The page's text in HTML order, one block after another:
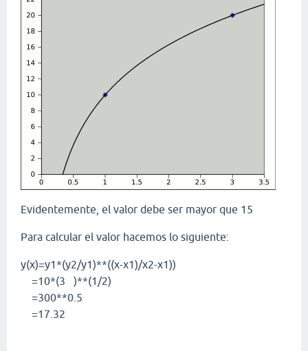
Evidentemente, el valor debe ser mayor que 15
Para calcular el valor hacemos lo siguiente:
y(x)=y1*(y2/y1)**((x-x1)/x2-x1))
=10*(3 )**(1/2)
=300**0.5
=17.32